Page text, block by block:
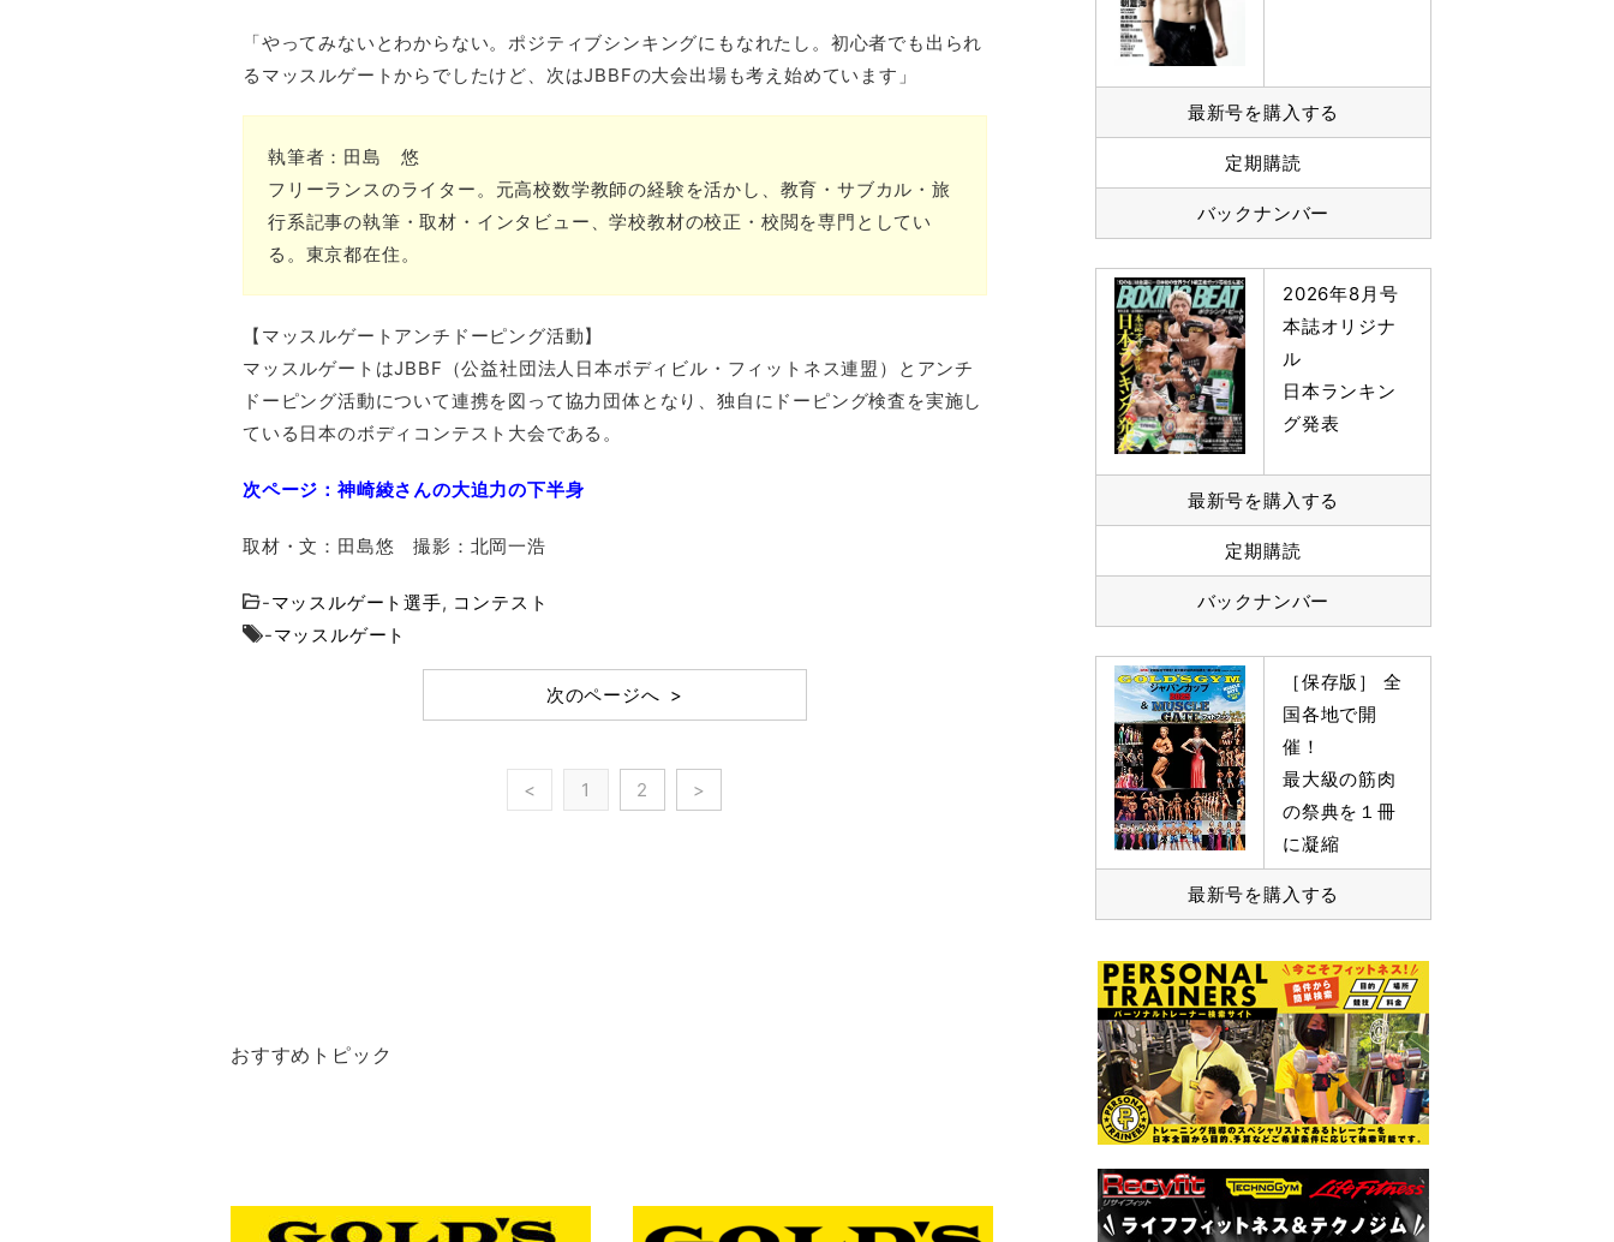
「やってみないとわからない。ポジティブシンキングにもなれたし。初心者でも出られ
るマッスルゲートからでしたけど、次はJBBFの大会出場も考え始めています」
執筆者：田島 悠
フリーランスのライター。元高校数学教師の経験を活かし、教育・サブカル・旅
行系記事の執筆・取材・インタビュー、学校教材の校正・校閲を専門としてい
る。東京都在住。
【マッスルゲートアンチドーピング活動】
マッスルゲートはJBBF（公益社団法人日本ボディビル・フィットネス連盟）とアンチ
ドーピング活動について連携を図って協力団体となり、独自にドーピング検査を実施し
ている日本のボディコンテスト大会である。
次ページ：神崎綾さんの大迫力の下半身
取材・文：田島悠 撮影：北岡一浩
-マッスルゲート選手, コンテスト
-マッスルゲート
次のページへ >
< 1 2 >
おすすめトピック
最新号を購入する
定期購読
バックナンバー
2026年8月号
本誌オリジナ
ル
日本ランキン
グ発表
最新号を購入する
定期購読
バックナンバー
［保存版］ 全
国各地で開
催！
最大級の筋肉
の祭典を１冊
に凝縮
最新号を購入する